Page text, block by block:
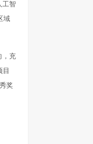
工智
域
，充
奖